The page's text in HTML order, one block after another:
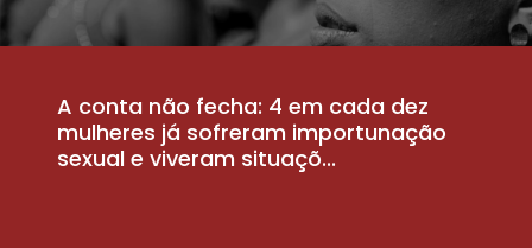
A conta não fecha: 4 em cada dez
mulheres já sofreram importunação
sexual e viveram situaçõ...